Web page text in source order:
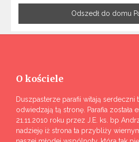
Odszedł do domu
O kościele
Duszpasterze parafii witają serdeczni
odwiedzają tą stronę. Parafia została
21.11.2010 roku przez J.E. ks. bp
nadzieję iż strona ta przybliży